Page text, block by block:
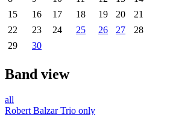
15
16 17 18 19 20
21
22
23 24 25 26 27
28
29
30
Band view
all
Robert Balzar Trio only